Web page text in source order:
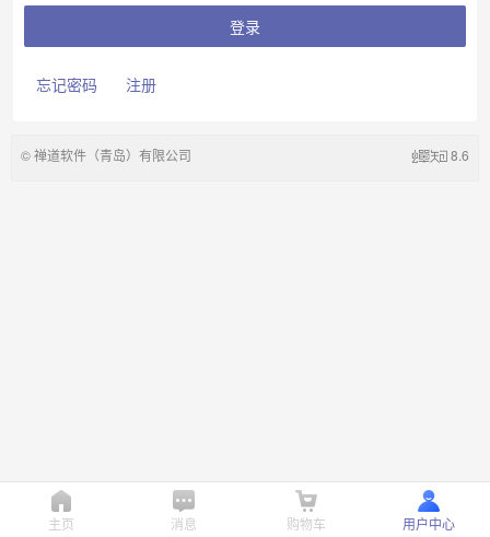
忘记密码 注册
©禅道软件（青岛）有限公司 8.6
主页 消息 购物车 用户中心